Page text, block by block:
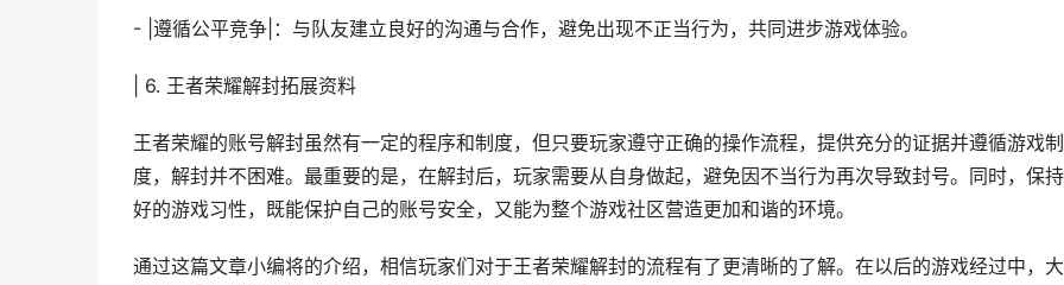
- |遵循公平竞争|：与队友建立良好的沟通与合作，避免出现不正当行为，共同进步游戏体验。
| 6. 王者荣耀解封拓展资料
王者荣耀的账号解封虽然有一定的程序和制度，但只要玩家遵守正确的操作流程，提供充分的证据并遵循游戏制
度，解封并不困难。最重要的是，在解封后，玩家需要从自身做起，避免因不当行为再次导致封号。同时，保
好的游戏习性，既能保护自己的账号安全，又能为整个游戏社区营造更加和谐的环境。
通过这篇文章小编将的介绍，相信玩家们对于王者荣耀解封的流程有了更清晰的了解。在以后的游戏经过中，